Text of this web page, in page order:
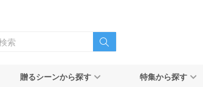
贈るシーンから探す 特集から探す